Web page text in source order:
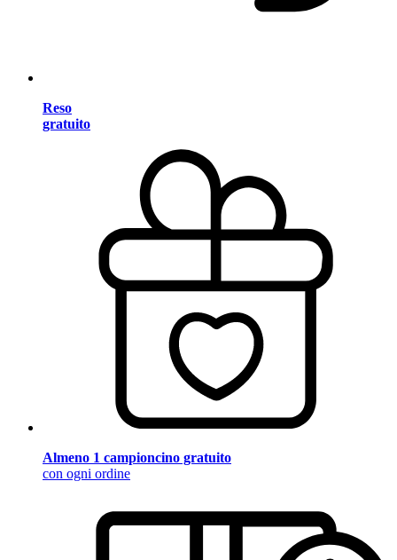
Reso
gratuito
Almeno 1 campioncino gratuito
con ogni ordine